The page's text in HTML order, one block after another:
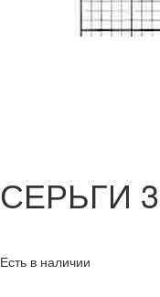
СЕРЬГИ
Есть в наличии